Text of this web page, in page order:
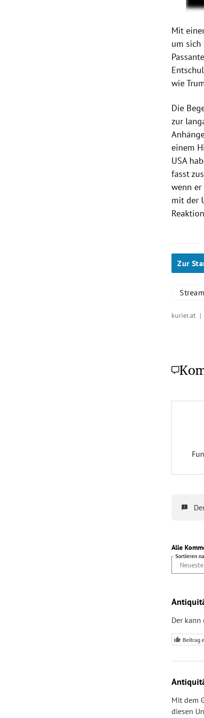
Mit
um sich
wie
Die
zur
einem
USA
fasst
wenn
mit der
Zur
kurier.at